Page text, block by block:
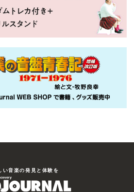
い⾳楽の発⾒と体験を